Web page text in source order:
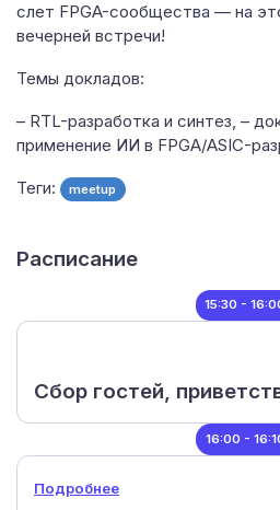
слет FPGA-сообщества — на
вечерней встречи!
Темы докладов:
– RTL-разработка и синтез, –
применение ИИ в FPGA/ASIC-
Теги: meetup
Расписание
15:30 -
Сбор гостей,
16:00 -
Подробнее